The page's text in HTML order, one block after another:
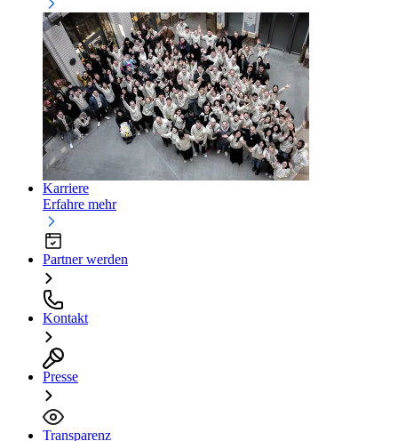
Karriere
Erfahre mehr
Partner werden
Kontakt
Presse
Transparenz